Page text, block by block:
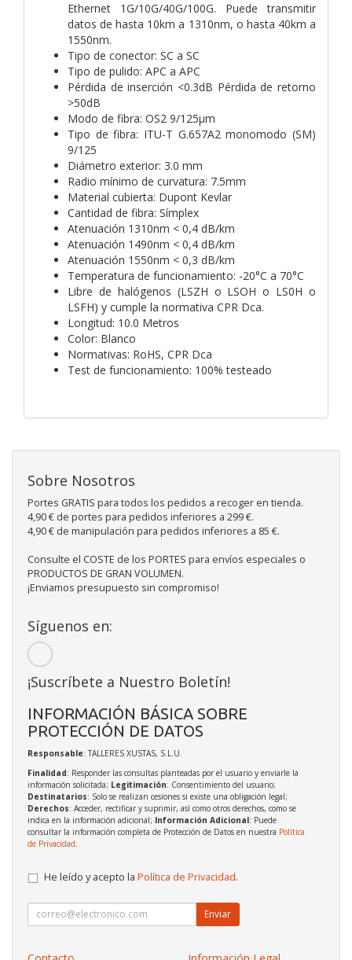
Ethernet 1G/10G/40G/100G. Puede transmitir
datos de hasta 10km a 1310nm, o hasta 40km a
1550nm.
Tipo de conector: SC a SC
Tipo de pulido: APC a APC
Pérdida de inserción <0.3dB Pérdida de retorno
>50dB
Modo de fibra: OS2 9/125µm
Tipo de fibra: ITU-T G.657A2 monomodo (SM)
9/125
Diámetro exterior: 3.0 mm
Radio mínimo de curvatura: 7.5mm
Material cubierta: Dupont Kevlar
Cantidad de fibra: Símplex
Atenuación 1310nm < 0,4 dB/km
Atenuación 1490nm < 0,4 dB/km
Atenuación 1550nm < 0,3 dB/km
Temperatura de funcionamiento: -20°C a 70°C
Libre de halógenos (LSZH o LSOH o LS0H o
LSFH) y cumple la normativa CPR Dca.
Longitud: 10.0 Metros
Color: Blanco
Normativas: RoHS, CPR Dca
Test de funcionamiento: 100% testeado
Sobre Nosotros
Portes GRATIS para todos los pedidos a recoger en tienda.
4,90 € de portes para pedidos inferiores a 299 €.
4,90 € de manipulación para pedidos inferiores a 85 €.
Consulte el COSTE de los PORTES para envíos especiales o
PRODUCTOS DE GRAN VOLUMEN.
¡Enviamos presupuesto sin compromiso!
Síguenos en:
¡Suscríbete a Nuestro Boletín!
INFORMACIÓN BÁSICA SOBRE
PROTECCIÓN DE DATOS
Responsable: TALLERES XUSTAS, S.L.U.
Finalidad: Responder las consultas planteadas por el usuario y enviarle la
información solicitada; Legitimación: Consentimiento del usuario;
Destinatarios: Solo se realizan cesiones si existe una obligación legal;
Derechos: Acceder, rectificar y suprimir, así como otros derechos, como se
indica en la información adicional; Información Adicional: Puede
consultar la información completa de Protección de Datos en nuestra Política
de Privacidad
He leído y acepto la Política de Privacidad.
Enviar